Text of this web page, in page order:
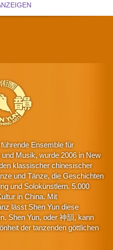
Ensemble für
Musik, wurde 2006 in New
klassischer chinesischer
und Tänze, die Geschichten
und Solokünstlern. 5.000
in China. Mit
lässt Shen Yun diese
Shen Yun, oder 神韻, kann
der tanzenden göttlichen